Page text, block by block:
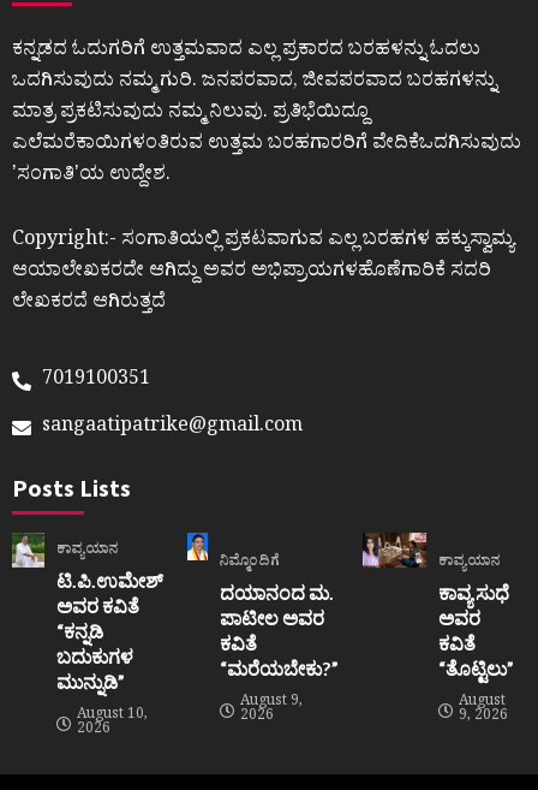
ಕನ್ನಡದ ಓದುಗರಿಗೆ ಉತ್ತಮವಾದ ಎಲ್ಲ ಪ್ರಕಾರದ ಬರಹಳನ್ನು ಓದಲು
ಒದಗಿಸುವುದು ನಮ್ಮ ಗುರಿ. ಜನಪರವಾದ, ಜೀವಪರವಾದ ಬರಹಗಳನ್ನು
ಮಾತ್ರ ಪ್ರಕಟಿಸುವುದು ನಮ್ಮ ನಿಲುವು. ಪ್ರತಿಭೆಯಿದ್ದೂ
ಎಲೆಮರೆಕಾಯಿಗಳಂತಿರುವ ಉತ್ತಮ ಬರಹಗಾರರಿಗೆ ವೇದಿಕೆಒದಗಿಸುವುದು
ʼಸಂಗಾತಿʼಯ ಉದ್ದೇಶ.
Copyright:- ಸಂಗಾತಿಯಲ್ಲಿ ಪ್ರಕಟವಾಗುವ ಎಲ್ಲ ಬರಹಗಳ ಹಕ್ಕುಸ್ವಾಮ್ಯ
ಆಯಾಲೇಖಕರದೇ ಆಗಿದ್ದು ಅವರ ಅಭಿಪ್ರಾಯಗಳಹೊಣೆಗಾರಿಕೆ ಸದರಿ
ಲೇಖಕರದೆ ಆಗಿರುತ್ತದೆ
7019100351
sangaatipatrike@gmail.com
Posts Lists
ಕಾವ್ಯಯಾನ
ಟಿ.ಪಿ.ಉಮೇಶ್
ಅವರ ಕವಿತೆ
“ಕನ್ನಡಿ
ಬದುಕುಗಳ
ಮುನ್ನುಡಿ”
August 10,
2026
ನಿಮ್ಮೊಂದಿಗೆ
ದಯಾನಂದ ಮ.
ಪಾಟೀಲ ಅವರ
ಕವಿತೆ
“ಮರೆಯಬೇಕು?”
August 9,
2026
ಕಾವ್ಯಯಾನ
ಕಾವ್ಯ ಸುಧೆ
ಅವರ
ಕವಿತೆ
“ತೊಟ್ಟಿಲು”
August
9, 2026